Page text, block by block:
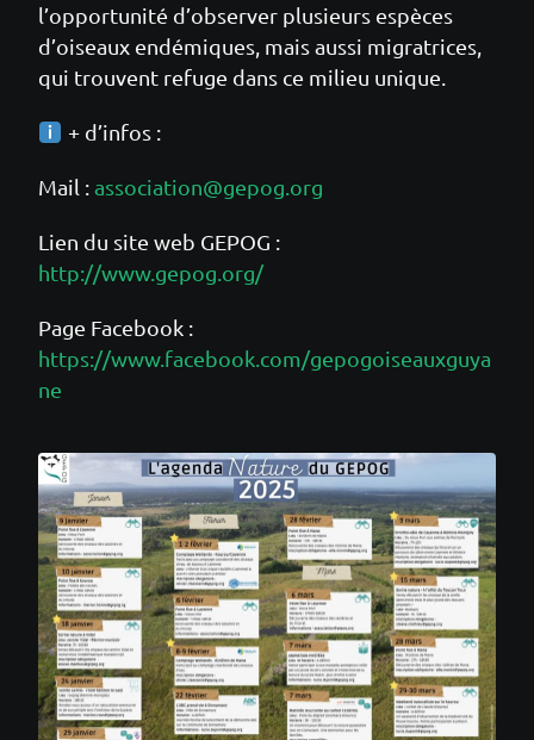
l’opportunité d’observer plusieurs espèces
d’oiseaux endémiques, mais aussi migratrices,
qui trouvent refuge dans ce milieu unique.
+ d’infos :
Mail :association@gepog.org
Lien du site web GEPOG :
http://www.gepog.org/
Page Facebook :
https://www.facebook.com/gepogoiseauxguya
ne